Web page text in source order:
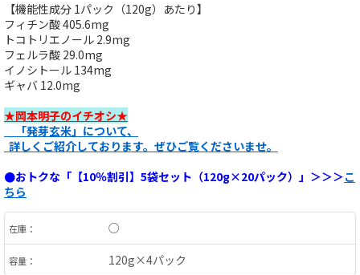
【機能性成分 1パック（120g）あたり】
フィチン酸 405.6mg
トコトリエノール 2.9mg
フェルラ酸 29.0mg
イノシトール 134mg
ギャバ 12.0mg
★岡本明子のイチオシ★
「発芽玄米」について、
詳しくご紹介しております。ぜひご覧くださいませ。
●おトクな「【10％割引】5袋セット（120g×20パック）」＞＞＞こ
ちら
在庫： ○
容量： 120g×4パック